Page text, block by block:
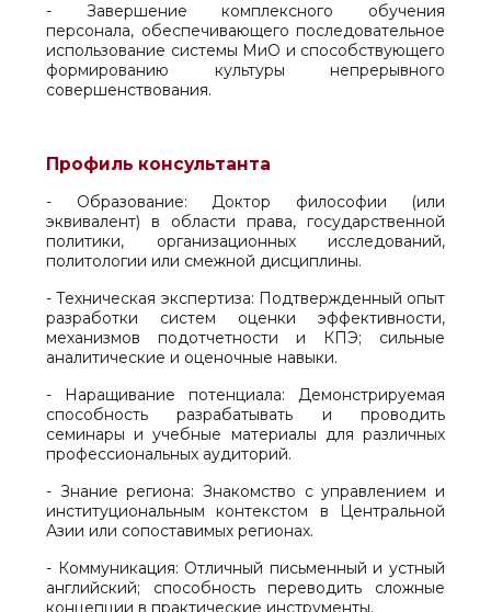
- Завершение комплексного обучения
персонала, обеспечивающего последовательное
использование системы МиО и способствующего
формированию культуры непрерывного
совершенствования.
Профиль консультанта
- Образование: Доктор философии (или
эквивалент) в области права, государственной
политики, организационных исследований,
политологии или смежной дисциплины.
- Техническая экспертиза: Подтвержденный опыт
разработки систем оценки эффективности,
механизмов подотчетности и КПЭ; сильные
аналитические и оценочные навыки.
- Наращивание потенциала: Демонстрируемая
способность разрабатывать и проводить
семинары и учебные материалы для различных
профессиональных аудиторий.
- Знание региона: Знакомство с управлением и
институциональным контекстом в Центральной
Азии или сопоставимых регионах.
- Коммуникация: Отличный письменный и устный
английский; способность переводить сложные
концепции в практические инструменты.